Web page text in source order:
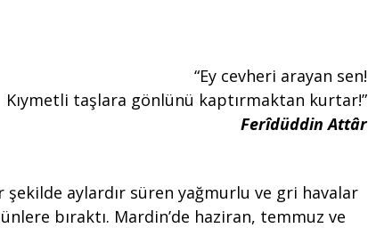
“Ey cevheri arayan sen!
Kıymetli taşlara gönlünü kaptırmaktan kurtar!”
Ferîdüddin Attâr
şekilde aylardır süren yağmurlu ve gri havalar
bıraktı. Mardin’de haziran, temmuz ve